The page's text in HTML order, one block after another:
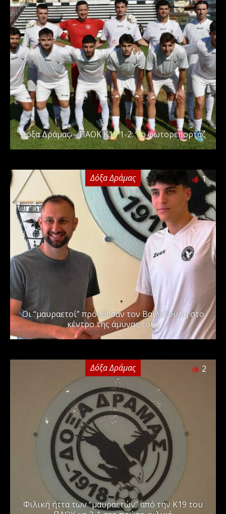
Δόξα Δράμας – ΠΑΟΚ Κ19 1-2: Το φωτορεπορτάζ
Δόξα Δράμας 1
Οι “μαυραετοί” πρόσθεσαν τον Βαϊλεζούδη στο
κέντρο της άμυνας τους
Δόξα Δράμας 2
Φιλική ήττα των “μαυραετών” από την Κ19 του